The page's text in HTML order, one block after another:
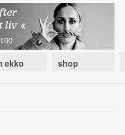
ekko shop